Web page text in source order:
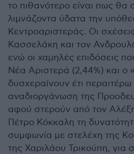
το πιθανότερο είναι πως θα
λιμνάζοντα ύδατα την
Κεντροαριστεράς. Οι
Κασσελάκη και τον
ενώ οι χαμηλές επιδόσεις
Νέα Αριστερά (2,44%) και ο
δυσχεραίνουν έτι περαιτέρω
αναδιοργάνωση της
αφού στερούν από τον
Πέτρο Κόκκαλη τη
συμφωνία με στελέχη της
της Χαριλάου Τρικούπη, για